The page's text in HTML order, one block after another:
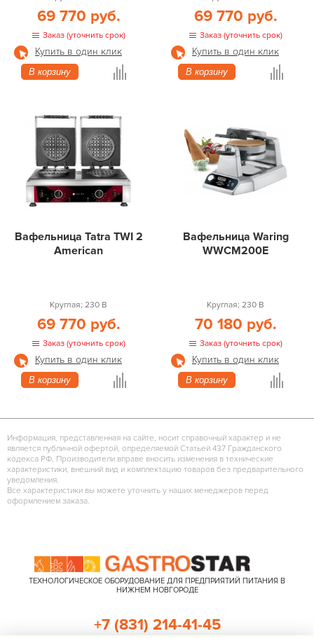
69 770 руб.
Заказ (уточнить срок)
Купить в один клик
В корзину
69 770 руб.
Заказ (уточнить срок)
Купить в один клик
В корзину
Вафельница Tatra TWI 2
American
Круглая; 230 В
69 770 руб.
Заказ (уточнить срок)
Купить в один клик
В корзину
Вафельница Waring
WWCM200E
Круглая; 230 В
70 180 руб.
Заказ (уточнить срок)
Купить в один клик
В корзину
Информация, представленная на сайте, носит справочный характер и не
является публичной офертой, определяемой Статьей 437 Гражданского
кодекса РФ. Производители вправе вносить изменения в технические
характеристики, внешний вид и комплектацию товаров без предварительного
уведомления.
Все характеристики вы можете уточнить у наших менеджеров перед
оформлением заказа.
ТЕХНОЛОГИЧЕСКОЕ ОБОРУДОВАНИЕ ДЛЯ ПРЕДПРИЯТИЙ ПИТАНИЯ В
НИЖНЕМ НОВГОРОДЕ
+7 (831) 214-41-45